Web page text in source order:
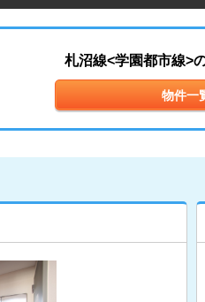
札沼線<学園都市線>
物件一